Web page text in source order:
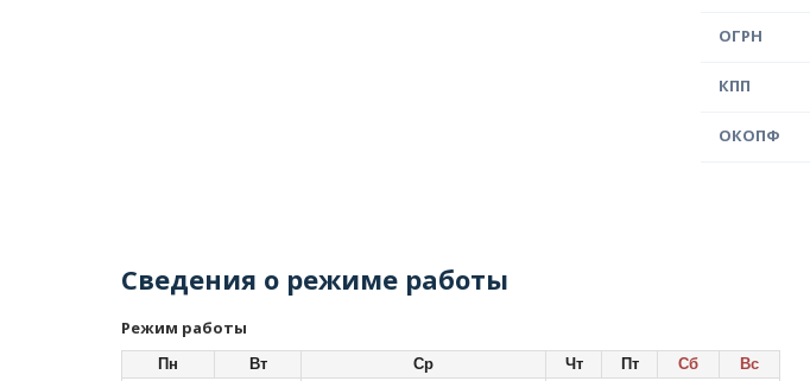
ОГРН
КПП
ОКОПФ
Сведения о режиме работы
Режим работы
Пн Вт Ср Чт Пт Сб
Вс